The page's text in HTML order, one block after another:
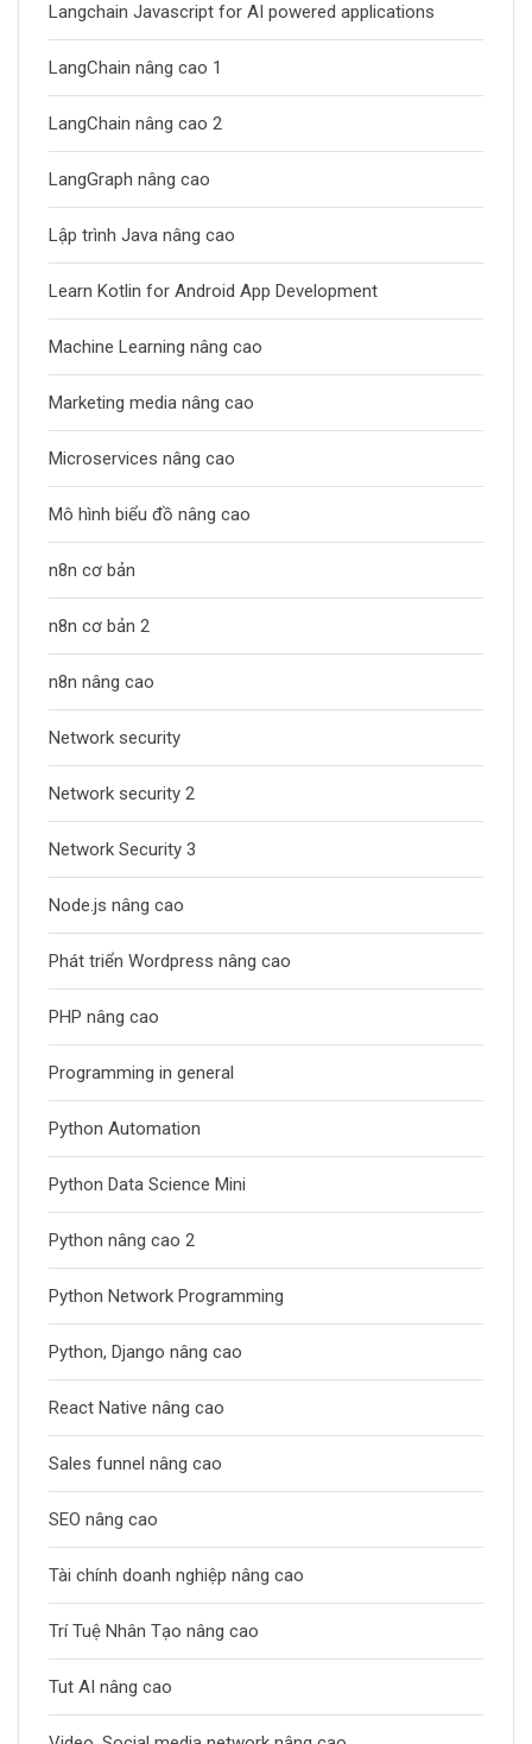
Langchain Javascript for AI powered applications
LangChain nâng cao 1
LangChain nâng cao 2
LangGraph nâng cao
Lập trình Java nâng cao
Learn Kotlin for Android App Development
Machine Learning nâng cao
Marketing media nâng cao
Microservices nâng cao
Mô hình biểu đồ nâng cao
n8n cơ bản
n8n cơ bản 2
n8n nâng cao
Network security
Network security 2
Network Security 3
Node.js nâng cao
Phát triển Wordpress nâng cao
PHP nâng cao
Programming in general
Python Automation
Python Data Science Mini
Python nâng cao 2
Python Network Programming
Python, Django nâng cao
React Native nâng cao
Sales funnel nâng cao
SEO nâng cao
Tài chính doanh nghiệp nâng cao
Trí Tuệ Nhân Tạo nâng cao
Tut AI nâng cao